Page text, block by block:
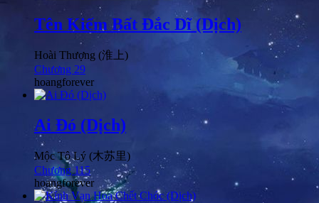
Tên Kiếm Bất Đắc Dĩ (Dịch)
Hoài Thượng (淮上)
Chương 29
hoangforever
Ai Đó (Dịch)
Mộc Tô Lý (木苏里)
Chương 115
hoangforever